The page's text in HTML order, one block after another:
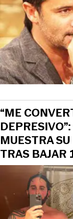
“ME
MUESTRA
TRAS BAJAR